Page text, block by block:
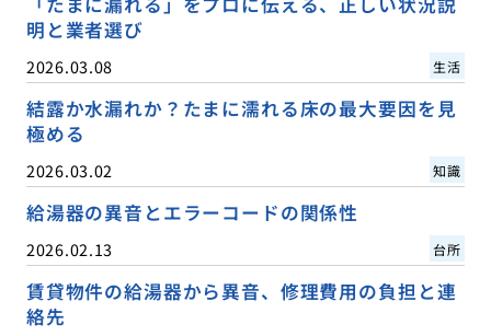
明と業者選び
2026.03.08 生活
結露か水漏れか？たまに濡れる床の最大要因を見
極める
2026.03.02 知識
給湯器の異音とエラーコードの関係性
2026.02.13 台所
賃貸物件の給湯器から異音、修理費用の負担と連
絡先